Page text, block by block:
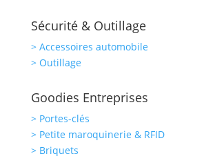
Sécurité & Outillage
> Accessoires automobile
> Outillage
Goodies Entreprises
> Portes-clés
> Petite maroquinerie & RFID
> Briquets